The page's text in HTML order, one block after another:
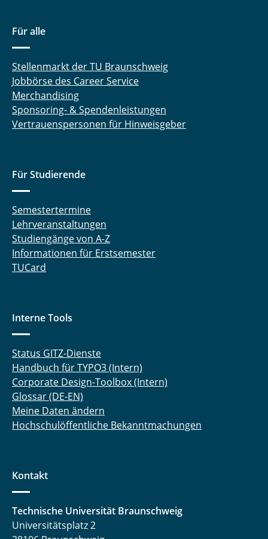
Für alle
Stellenmarkt der TU Braunschweig
Jobbörse des Career Service
Merchandising
Sponsoring- & Spendenleistungen
Vertrauenspersonen für Hinweisgeber
Für Studierende
Semestertermine
Lehrveranstaltungen
Studiengänge von A-Z
Informationen für Erstsemester
TUCard
Interne Tools
Status GITZ-Dienste
Handbuch für TYPO3 (Intern)
Corporate Design-Toolbox (Intern)
Glossar (DE-EN)
Meine Daten ändern
Hochschulöffentliche Bekanntmachungen
Kontakt
Technische Universität Braunschweig
Universitätsplatz 2